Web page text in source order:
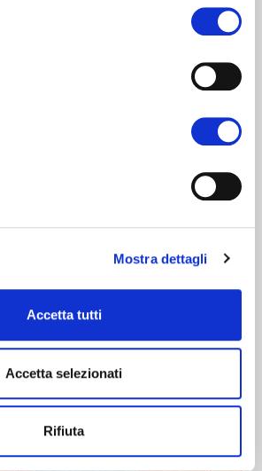
Mostra dettagli
Accetta tutti
Accetta selezionati
Rifiuta